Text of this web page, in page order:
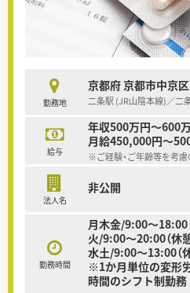
勤務地
京都府 京都市中京区
二条駅 (JR山陰本線)／二
給与
年収500万円～600
月給450,000円～
※ご経験・ご年齢等を考
法人名
非公開
勤務時間
月木金/9:00〜18:00
火/9:00〜20:00（休
水土/9:00〜13:00（
※1か月単位の変形
時間のシフト制勤務